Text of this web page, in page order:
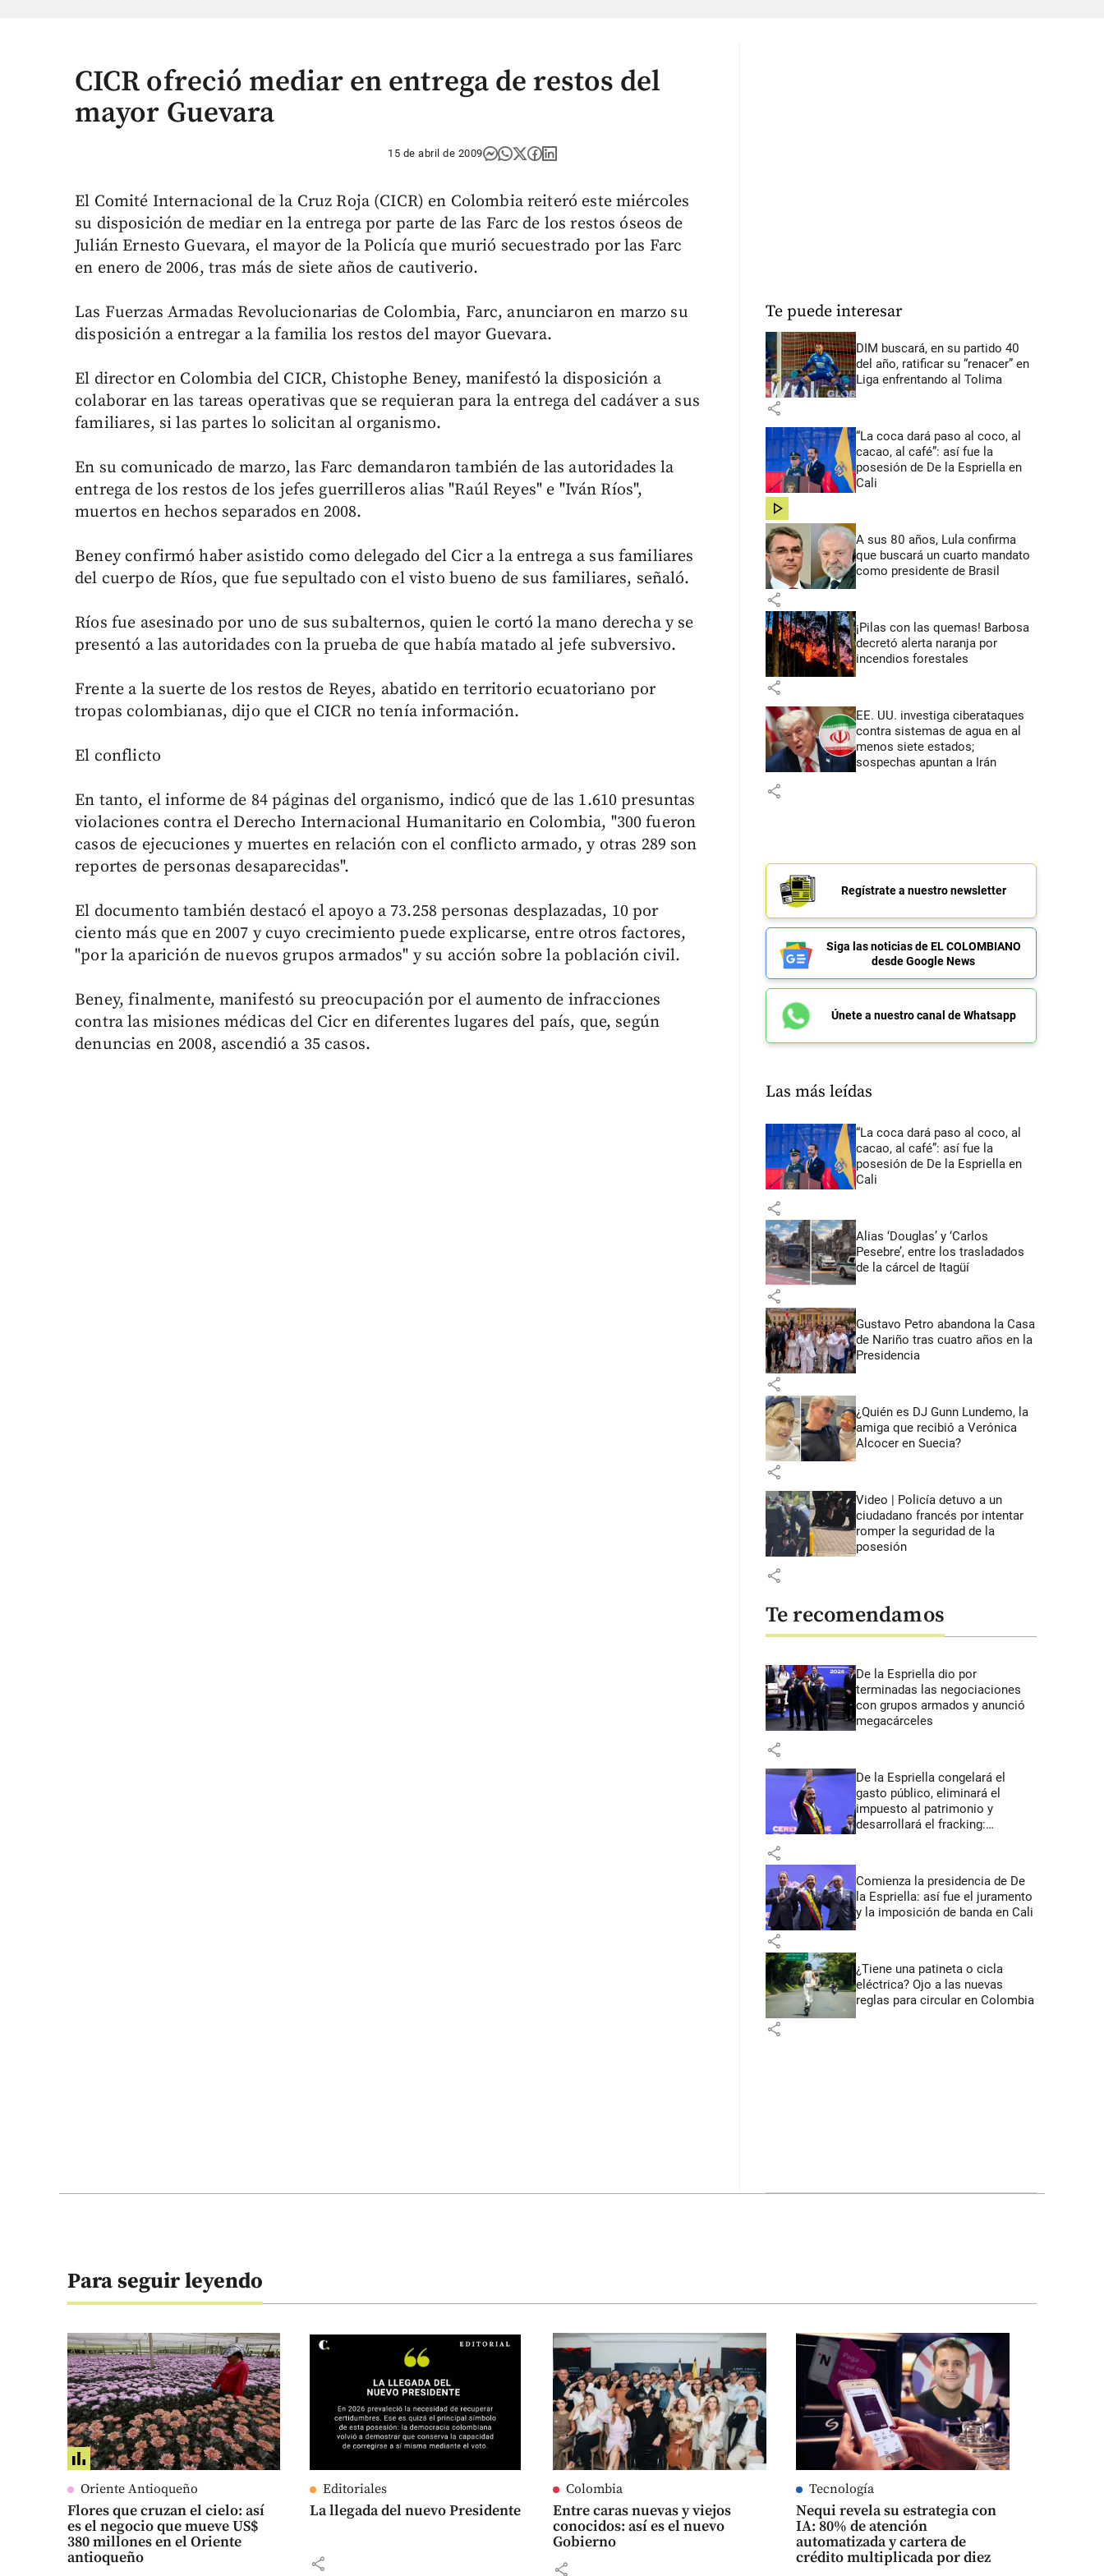
CICR ofreció mediar en entrega de restos del
mayor Guevara
15 de abril de 2009
El Comité Internacional de la Cruz Roja (CICR) en Colombia reiteró este miércoles
su disposición de mediar en la entrega por parte de las Farc de los restos óseos de
Julián Ernesto Guevara, el mayor de la Policía que murió secuestrado por las Farc
en enero de 2006, tras más de siete años de cautiverio.
Las Fuerzas Armadas Revolucionarias de Colombia, Farc, anunciaron en marzo su
disposición a entregar a la familia los restos del mayor Guevara.
El director en Colombia del CICR, Chistophe Beney, manifestó la disposición a
colaborar en las tareas operativas que se requieran para la entrega del cadáver a sus
familiares, si las partes lo solicitan al organismo.
En su comunicado de marzo, las Farc demandaron también de las autoridades la
entrega de los restos de los jefes guerrilleros alias "Raúl Reyes" e "Iván Ríos",
muertos en hechos separados en 2008.
Beney confirmó haber asistido como delegado del Cicr a la entrega a sus familiares
del cuerpo de Ríos, que fue sepultado con el visto bueno de sus familiares, señaló.
Ríos fue asesinado por uno de sus subalternos, quien le cortó la mano derecha y se
presentó a las autoridades con la prueba de que había matado al jefe subversivo.
Frente a la suerte de los restos de Reyes, abatido en territorio ecuatoriano por
tropas colombianas, dijo que el CICR no tenía información.
El conflicto
En tanto, el informe de 84 páginas del organismo, indicó que de las 1.610 presuntas
violaciones contra el Derecho Internacional Humanitario en Colombia, "300 fueron
casos de ejecuciones y muertes en relación con el conflicto armado, y otras 289 son
reportes de personas desaparecidas".
El documento también destacó el apoyo a 73.258 personas desplazadas, 10 por
ciento más que en 2007 y cuyo crecimiento puede explicarse, entre otros factores,
"por la aparición de nuevos grupos armados" y su acción sobre la población civil.
Beney, finalmente, manifestó su preocupación por el aumento de infracciones
contra las misiones médicas del Cicr en diferentes lugares del país, que, según
denuncias en 2008, ascendió a 35 casos.
Te puede interesar
DIM buscará, en su partido 40
del año, ratificar su “renacer” en
Liga enfrentando al Tolima
share
“La coca dará paso al coco, al
cacao, al café”: así fue la
posesión de De la Espriella en
Cali
share
A sus 80 años, Lula confirma
que buscará un cuarto mandato
como presidente de Brasil
share
¡Pilas con las quemas! Barbosa
decretó alerta naranja por
incendios forestales
share
EE. UU. investiga ciberataques
contra sistemas de agua en al
menos siete estados;
sospechas apuntan a Irán
share
Regístrate a nuestro newsletter
Siga las noticias de EL COLOMBIANO
desde Google News
Únete a nuestro canal de Whatsapp
Las más leídas
“La coca dará paso al coco, al
cacao, al café”: así fue la
posesión de De la Espriella en
Cali
share
Alias ‘Douglas’ y ‘Carlos
Pesebre’, entre los trasladados
de la cárcel de Itagüí
share
Gustavo Petro abandona la Casa
de Nariño tras cuatro años en la
Presidencia
share
¿Quién es DJ Gunn Lundemo, la
amiga que recibió a Verónica
Alcocer en Suecia?
share
Video | Policía detuvo a un
ciudadano francés por intentar
romper la seguridad de la
posesión
share
Te recomendamos
De la Espriella dio por
terminadas las negociaciones
con grupos armados y anunció
megacárceles
share
De la Espriella congelará el
gasto público, eliminará el
impuesto al patrimonio y
desarrollará el fracking:
share
Comienza la presidencia de De
la Espriella: así fue el juramento
y la imposición de banda en Cali
share
¿Tiene una patineta o cicla
eléctrica? Ojo a las nuevas
reglas para circular en Colombia
share
Para seguir leyendo
Oriente Antioqueño
Flores que cruzan el cielo: así
es el negocio que mueve US$
380 millones en el Oriente
antioqueño
Editoriales
La llegada del nuevo Presidente
share
Colombia
Entre caras nuevas y viejos
conocidos: así es el nuevo
Gobierno
share
Tecnología
Nequi revela su estrategia con
IA: 80% de atención
automatizada y cartera de
crédito multiplicada por diez